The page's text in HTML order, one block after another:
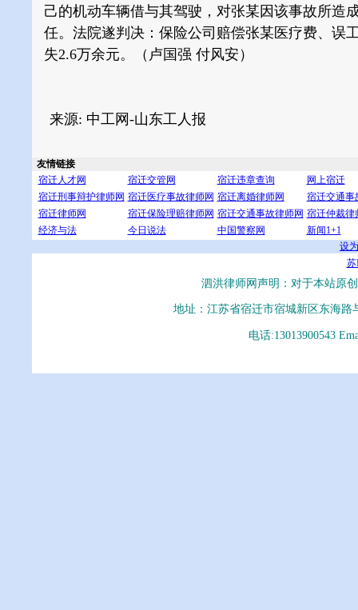
己的机动车辆借与其驾驶，对张某因该事故所造
任。法院遂判决：保险公司赔偿张某医疗费、误
失2.6万余元。（卢国强 付风安）
来源: 中工网-山东工人报
友情链接
宿迁人才网
宿迁交管网 宿迁违章查询
网上宿迁
宿迁刑事辩护律师网 宿迁医疗事故律师网 宿迁离婚律师网
宿迁交通事
宿迁律师网
宿迁保险理赔律师网 宿迁交通事故律师网 宿迁仲裁律
经济与法
今日说法 中国警察网
新闻1+1
设
苏
泗洪律师网声明：对于本站原
地址：江苏省宿迁市宿城新区东海路
电话:13013900543